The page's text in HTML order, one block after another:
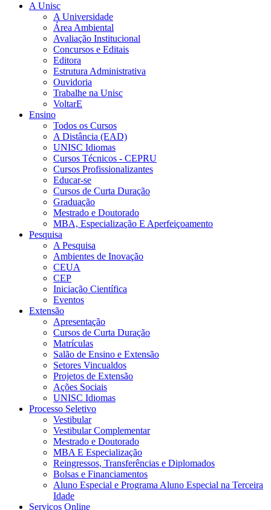
A Unisc
A Universidade
Área Ambiental
Avaliação Institucional
Concursos e Editais
Editora
Estrutura Administrativa
Ouvidoria
Trabalhe na Unisc
VoltarE
Ensino
Todos os Cursos
A Distância (EAD)
UNISC Idiomas
Cursos Técnicos - CEPRU
Cursos Profissionalizantes
Educar-se
Cursos de Curta Duração
Graduação
Mestrado e Doutorado
MBA, Especialização E Aperfeiçoamento
Pesquisa
A Pesquisa
Ambientes de Inovação
CEUA
CEP
Iniciação Científica
Eventos
Extensão
Apresentação
Cursos de Curta Duração
Matrículas
Salão de Ensino e Extensão
Setores Vincualdos
Projetos de Extensão
Ações Sociais
UNISC Idiomas
Processo Seletivo
Vestibular
Vestibular Complementar
Mestrado e Doutorado
MBA E Especialização
Reingressos, Transferências e Diplomados
Bolsas e Financiamentos
Aluno Especial e Programa Aluno Especial na Terceira
Idade
Serviços Online